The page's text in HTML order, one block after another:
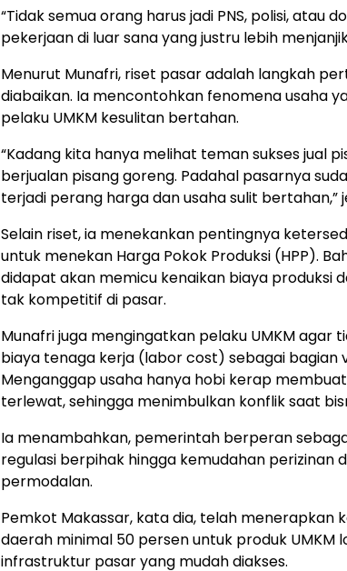
“Tidak semua orang harus jadi PNS, polisi, atau
pekerjaan di luar sana yang justru lebih
Menurut Munafri, riset pasar adalah langkah
diabaikan. Ia mencontohkan fenomena usaha
pelaku UMKM kesulitan bertahan.
“Kadang kita hanya melihat teman sukses jual
berjualan pisang goreng. Padahal pasarnya
terjadi perang harga dan usaha sulit bertahan,”
Selain riset, ia menekankan pentingnya
untuk menekan Harga Pokok Produksi (HPP).
didapat akan memicu kenaikan biaya produksi
tak kompetitif di pasar.
Munafri juga mengingatkan pelaku UMKM agar
biaya tenaga kerja (labor cost) sebagai bagian
Menganggap usaha hanya hobi kerap
terlewat, sehingga menimbulkan konflik saat
Ia menambahkan, pemerintah berperan
regulasi berpihak hingga kemudahan perizinan
permodalan.
Pemkot Makassar, kata dia, telah menerapkan
daerah minimal 50 persen untuk produk UMKM
infrastruktur pasar yang mudah diakses.